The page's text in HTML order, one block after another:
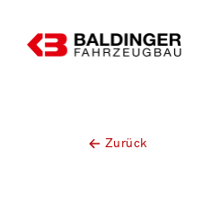
Zurück